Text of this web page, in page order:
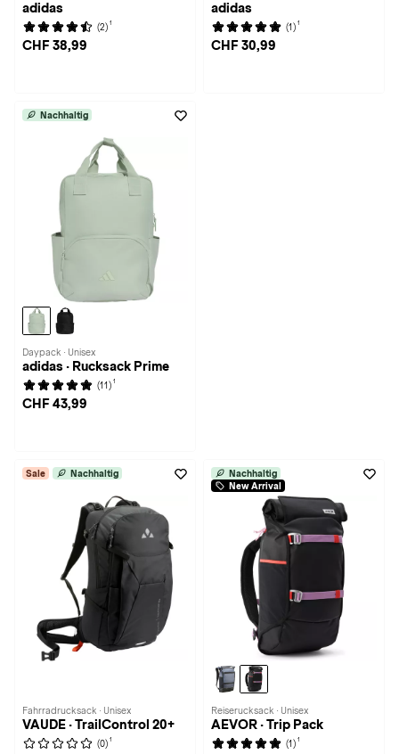
adidas
(2) 1
CHF 38,99
adidas
(1) 1
CHF 30,99
Nachhaltig
Daypack · Unisex
adidas · Rucksack Prime
(11) 1
CHF 43,99
Sale Nachhaltig
Fahrradrucksack · Unisex
VAUDE · TrailControl 20+
(0) 1
Nachhaltig
New Arrival
Reiserucksack · Unisex
AEVOR · Trip Pack
(1) 1